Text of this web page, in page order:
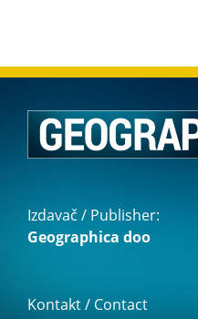
Izdavač / Publisher:
Geographica doo
Kontakt / Contact